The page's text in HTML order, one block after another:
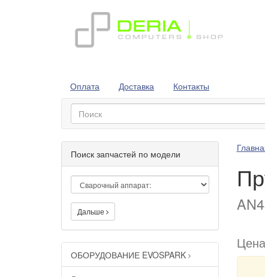
Оплата Доставка Контакты
Поиск запчастей по модели
Дальше
ОБОРУДОВАНИЕ EVOSPARK
Цена